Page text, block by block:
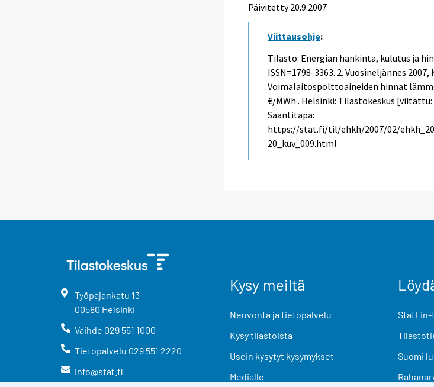
Päivitetty20.9.2007
Viittausohje:
Tilasto: Energian hankinta, kulutus ja
ISSN=1798-3363. 2. Vuosineljännes 2007,
Voimalaitospolttoaineiden hinnat
€/MWh . Helsinki: Tilastokeskus [viitattu:
Saantitapa:
https://stat.fi/til/ehkh/2007/02/
20_kuv_009.html
Työpajankatu 13
00580 Helsinki
Vaihde 029 551 1000
Tietopalvelu 029 551 2220
info@stat.fi
Kysy meiltä
Neuvonta ja tietopalvelu
Kysy tilastoista
Usein kysytyt kysymykset
Medialle
Suomi